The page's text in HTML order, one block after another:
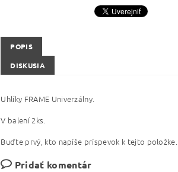
POPIS
DISKUSIA
Uhlíky FRAME Univerzálny.
V balení 2ks.
Buďte prvý, kto napíše príspevok k tejto položke.
Pridať komentár